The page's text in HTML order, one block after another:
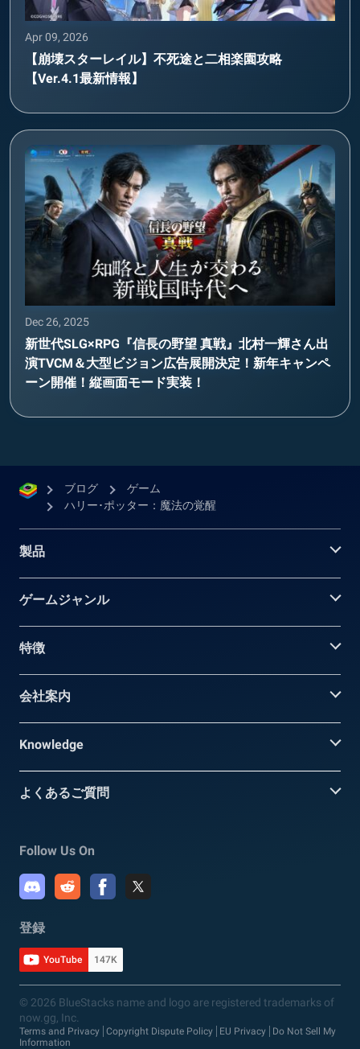
Apr 09, 2026
【崩壊スターレイル】不死途と二相楽園攻略
【Ver.4.1最新情報】
Dec 26, 2025
新世代SLG×RPG『信長の野望 真戦』北村一輝さん出
演TVCM＆大型ビジョン広告展開決定！新年キャンペ
ーン開催！縦画面モード実装！
ブログ
ゲーム
ハリー･ポッター：魔法の覚醒
製品
ゲームジャンル
特徴
会社案内
Knowledge
よくあるご質問
Follow Us On
登録
YouTube 147K
© 2026 BlueStacks name and logo are registered trademarks of
now.gg, Inc.
Terms and Privacy Copyright Dispute Policy EU Privacy
Do Not Sell My
Information